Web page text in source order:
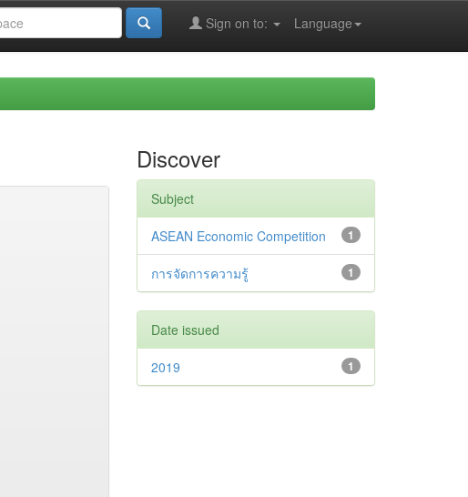
Language
Sign on to:
Discover
Subject
1
ASEAN Economic Competition
1
การจัดการความรู้
Date issued
1
2019